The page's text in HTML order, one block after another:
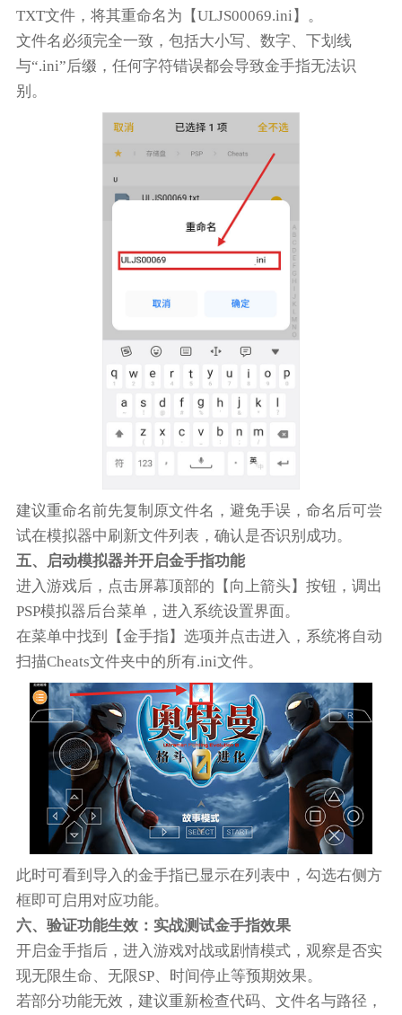
TXT文件，将其重命名为【ULJS00069.ini】。
文件名必须完全一致，包括大小写、数字、下划线
与“.ini”后缀，任何字符错误都会导致金手指无法识
别。
建议重命名前先复制原文件名，避免手误，命名后可尝
试在模拟器中刷新文件列表，确认是否识别成功。
五、启动模拟器并开启金手指功能
进入游戏后，点击屏幕顶部的【向上箭头】按钮，调出
PSP模拟器后台菜单，进入系统设置界面。
在菜单中找到【金手指】选项并点击进入，系统将自动
扫描Cheats文件夹中的所有.ini文件。
此时可看到导入的金手指已显示在列表中，勾选右侧方
框即可启用对应功能。
六、验证功能生效：实战测试金手指效果
开启金手指后，进入游戏对战或剧情模式，观察是否实
现无限生命、无限SP、时间停止等预期效果。
若部分功能无效，建议重新检查代码、文件名与路径，